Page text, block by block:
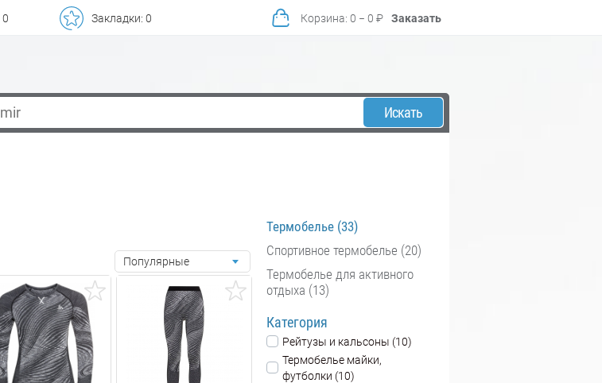
0 Закладки: 0 Корзина: 0 − 0 ₽ Заказать
Искать
Популярные
Термобелье (33)
Спортивное термобелье (20)
Термобелье для активного
отдыха (13)
Категория
Рейтузы и кальсоны (10)
Термобелье майки,
футболки (10)